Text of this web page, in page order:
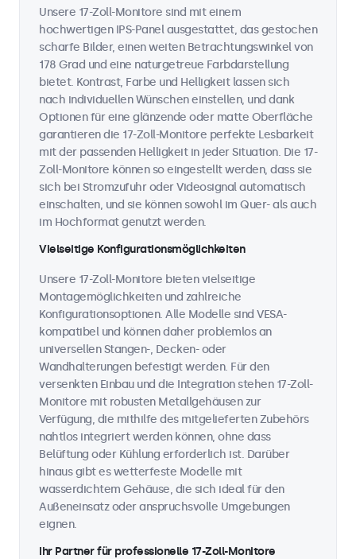
Unsere 17-Zoll-Monitore sind mit einem
hochwertigen IPS-Panel ausgestattet, das gestochen
scharfe Bilder, einen weiten Betrachtungswinkel von
178 Grad und eine naturgetreue Farbdarstellung
bietet. Kontrast, Farbe und Helligkeit lassen sich
nach individuellen Wünschen einstellen, und dank
Optionen für eine glänzende oder matte Oberfläche
garantieren die 17-Zoll-Monitore perfekte Lesbarkeit
mit der passenden Helligkeit in jeder Situation. Die 17-
Zoll-Monitore können so eingestellt werden, dass sie
sich bei Stromzufuhr oder Videosignal automatisch
einschalten, und sie können sowohl im Quer- als auch
im Hochformat genutzt werden.
Vielseitige Konfigurationsmöglichkeiten
Unsere 17-Zoll-Monitore bieten vielseitige
Montagemöglichkeiten und zahlreiche
Konfigurationsoptionen. Alle Modelle sind VESA-
kompatibel und können daher problemlos an
universellen Stangen-, Decken- oder
Wandhalterungen befestigt werden. Für den
versenkten Einbau und die Integration stehen 17-Zoll-
Monitore mit robusten Metallgehäusen zur
Verfügung, die mithilfe des mitgelieferten Zubehörs
nahtlos integriert werden können, ohne dass
Belüftung oder Kühlung erforderlich ist. Darüber
hinaus gibt es wetterfeste Modelle mit
wasserdichtem Gehäuse, die sich ideal für den
Außeneinsatz oder anspruchsvolle Umgebungen
eignen.
Ihr Partner für professionelle 17-Zoll-Monitore